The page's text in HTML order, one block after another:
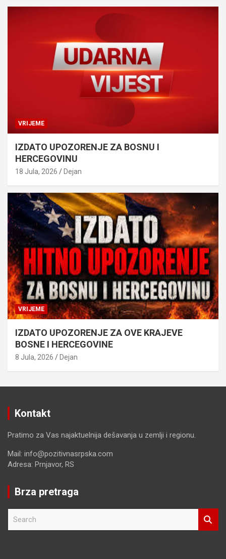
VRIJEME
IZDATO UPOZORENJE ZA BOSNU I
HERCEGOVINU
18 Jula, 2026 Dejan
VRIJEME
IZDATO UPOZORENJE ZA OVE KRAJEVE
BOSNE I HERCEGOVINE
8 Jula, 2026 Dejan
Kontakt
Pratimo za Vas najaktuelnija dešavanja u zemlji i regionu.
Mail: info@pozitivnasrpska.com
Adresa: Prnjavor, RS
Brza pretraga